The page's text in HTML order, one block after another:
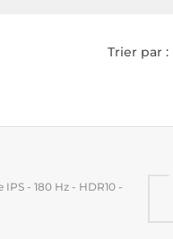
Trier par :
- 180 Hz - HDR10 -